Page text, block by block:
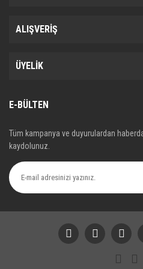
ALIŞVERİŞ
ÜYELİK
E-BÜLTEN
Tüm kampanya ve duyurulardan
kaydolunuz.